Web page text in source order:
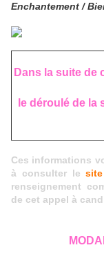
Enchantement /
Dans la suite de
le déroulé de la
Ces informations
à consulter le
renseignement
de cet appel à